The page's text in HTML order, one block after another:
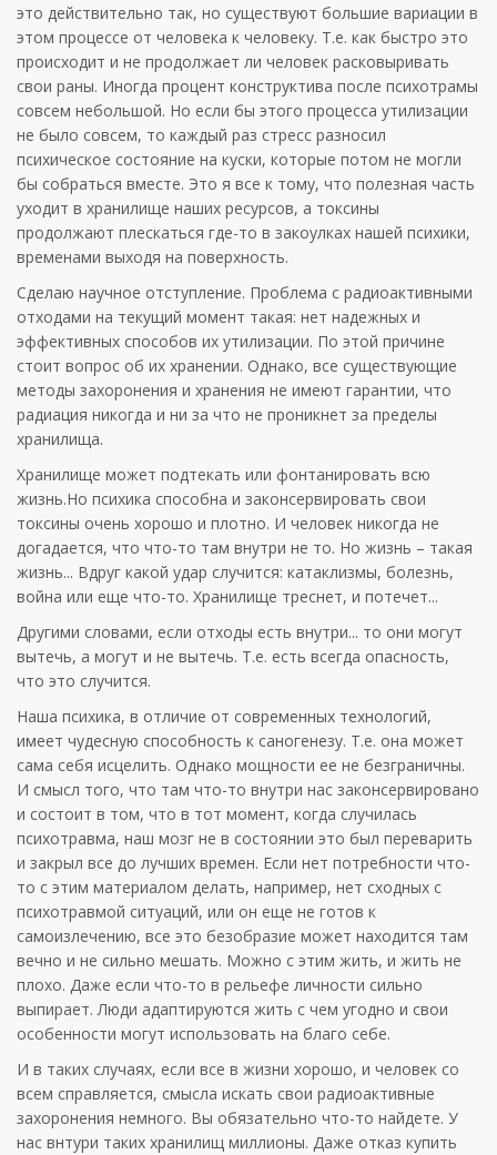
это действительно так, но существуют большие вариации в
этом процессе от человека к человеку. Т.е. как быстро это
происходит и не продолжает ли человек расковыривать
свои раны. Иногда процент конструктива после психотрамы
совсем небольшой. Но если бы этого процесса утилизации
не было совсем, то каждый раз стресс разносил
психическое состояние на куски, которые потом не могли
бы собраться вместе. Это я все к тому, что полезная часть
уходит в хранилище наших ресурсов, а токсины
продолжают плескаться где-то в закоулках нашей психики,
временами выходя на поверхность.
Сделаю научное отступление. Проблема с радиоактивными
отходами на текущий момент такая: нет надежных и
эффективных способов их утилизации. По этой причине
стоит вопрос об их хранении. Однако, все существующие
методы захоронения и хранения не имеют гарантии, что
радиация никогда и ни за что не проникнет за пределы
хранилища.
Хранилище может подтекать или фонтанировать всю
жизнь.Но психика способна и законсервировать свои
токсины очень хорошо и плотно. И человек никогда не
догадается, что что-то там внутри не то. Но жизнь – такая
жизнь... Вдруг какой удар случится: катаклизмы, болезнь,
война или еще что-то. Хранилище треснет, и потечет...
Другими словами, если отходы есть внутри... то они могут
вытечь, а могут и не вытечь. Т.е. есть всегда опасность,
что это случится.
Наша психика, в отличие от современных технологий,
имеет чудесную способность к саногенезу. Т.е. она может
сама себя исцелить. Однако мощности ее не безграничны.
И смысл того, что там что-то внутри нас законсервировано
и состоит в том, что в тот момент, когда случилась
психотравма, наш мозг не в состоянии это был переварить
и закрыл все до лучших времен. Если нет потребности что-
то с этим материалом делать, например, нет сходных с
психотравмой ситуаций, или он еще не готов к
самоизлечению, все это безобразие может находится там
вечно и не сильно мешать. Можно с этим жить, и жить не
плохо. Даже если что-то в рельефе личности сильно
выпирает. Люди адаптируются жить с чем угодно и свои
особенности могут использовать на благо себе.
И в таких случаях, если все в жизни хорошо, и человек со
всем справляется, смысла искать свои радиоактивные
захоронения немного. Вы обязательно что-то найдете. У
нас внтури таких хранилищ миллионы. Даже отказ купить